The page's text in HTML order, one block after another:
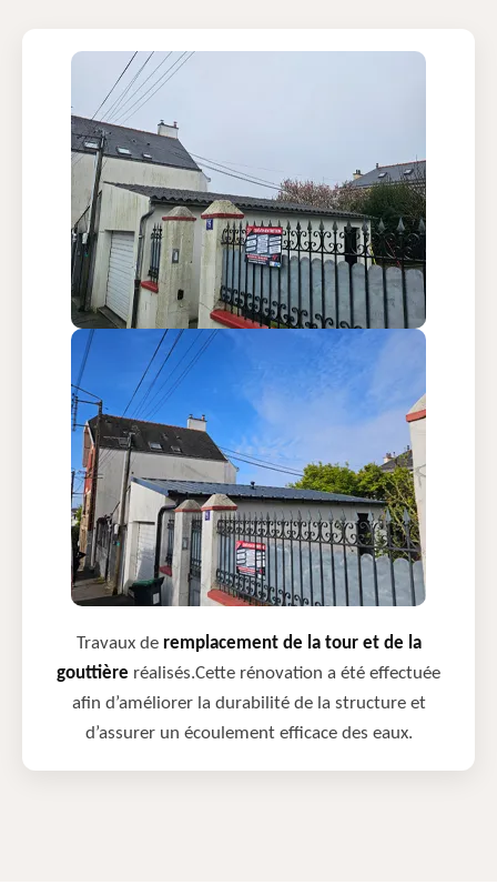
Travaux de remplacement de la tour et de la
gouttière réalisés.Cette rénovation a été effectuée
afin d’améliorer la durabilité de la structure et
d’assurer un écoulement efficace des eaux.